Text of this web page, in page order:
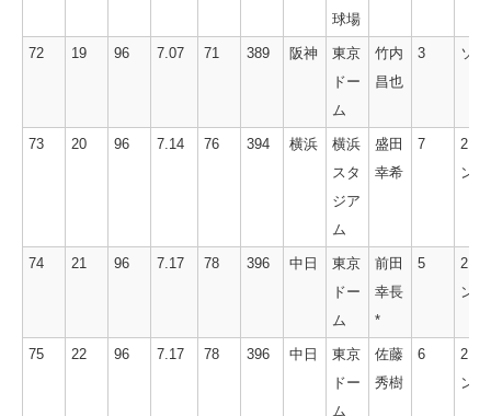
球場
72 19 96 7.07 71 389 阪神
東京
ドー
ム
竹内
昌也
3 ソロ
73 20 96 7.14 76 394 横浜
横浜
スタ
ジア
ム
盛田
幸希
7
2ラ
ン
74 21 96 7.17 78 396 中日
東京
ドー
ム
前田
幸長
*
5
2ラ
ン
75 22 96 7.17 78 396 中日
東京
ドー
ム
佐藤
秀樹
6
2ラ
ン